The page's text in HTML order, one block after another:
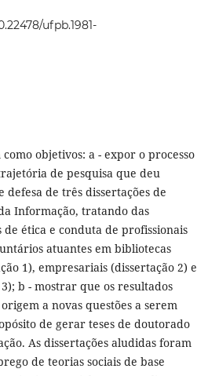
ufpb.1981-
objetivos: a - expor o processo
de pesquisa que deu
defesa de três dissertações de
Informação, tratando das
de ética e conduta de profissionais
atuantes em bibliotecas
1), empresariais (dissertação 2) e
b - mostrar que os resultados
a novas questões a serem
de gerar teses de doutorado
As dissertações aludidas foram
de teorias sociais de base